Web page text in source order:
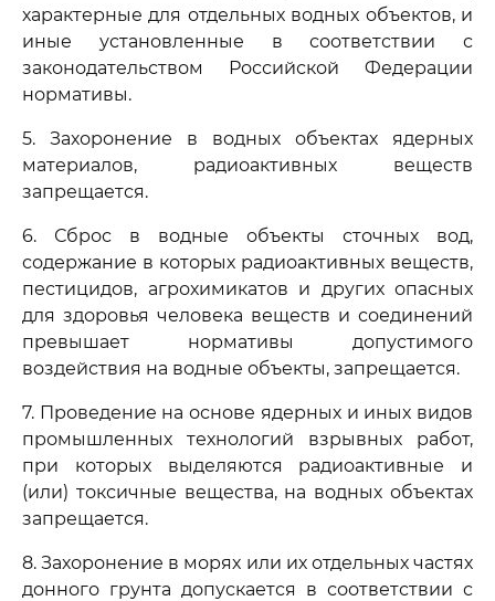
характерные для отдельных водных объектов, и
иные установленные в соответствии с
законодательством Российской Федерации
нормативы.
5. Захоронение в водных объектах ядерных
материалов, радиоактивных веществ
запрещается.
6. Сброс в водные объекты сточных вод,
содержание в которых радиоактивных веществ,
пестицидов, агрохимикатов и других опасных
для здоровья человека веществ и соединений
превышает нормативы допустимого
воздействия на водные объекты, запрещается.
7. Проведение на основе ядерных и иных видов
промышленных технологий взрывных работ,
при которых выделяются радиоактивные и
(или) токсичные вещества, на водных объектах
запрещается.
8. Захоронение в морях или их отдельных частях
донного грунта допускается в соответствии с